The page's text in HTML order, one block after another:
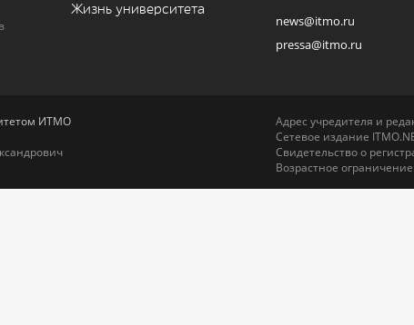
Жизнь университета
news@itmo.ru
pressa@itmo.ru
ИТМО
Адрес учредителя и
Сетевое издание
Свидетельство о
Возрастное